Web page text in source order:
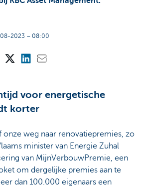
2023 – 08:00
voor energetische
korter
weg naar renovatiepremies, zo
minister van Energie Zuhal
van MijnVerbouwPremie, een
om dergelijke premies aan te
dan 100.000 eigenaars een